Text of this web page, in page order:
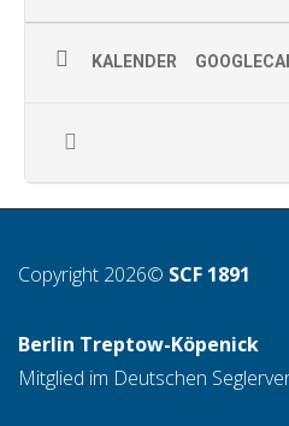
KALENDER
Copyright 2026© SCF 1891
Berlin Treptow-Köpenick
Mitglied im Deutschen